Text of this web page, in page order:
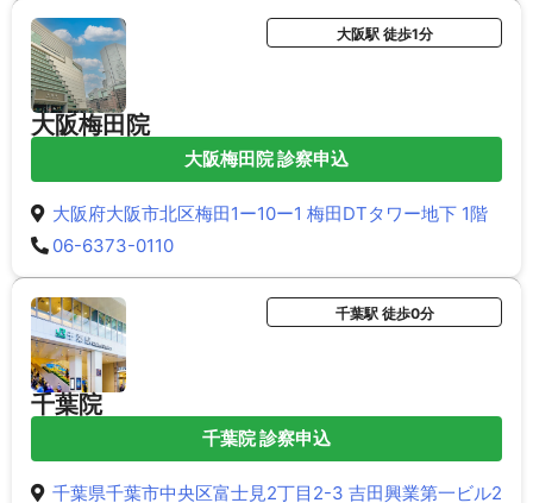
大阪梅田院
大阪駅 徒歩1分
大阪梅田院 診察申込
大阪府大阪市北区梅田1ー10ー1 梅田DTタワー地下 1階
06-6373-0110
千葉院
千葉駅 徒歩0分
千葉院 診察申込
千葉県千葉市中央区富士見2丁目2-3 吉田興業第一ビル2